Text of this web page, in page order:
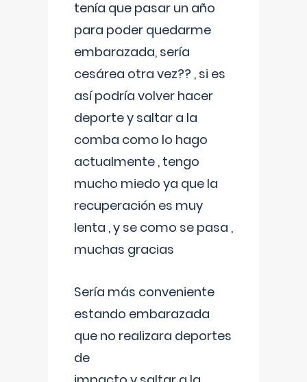
tenía que pasar un año
para poder quedarme
embarazada, sería
cesárea otra vez?? , si es
así podría volver hacer
deporte y saltar a la
comba como lo hago
actualmente , tengo
mucho miedo ya que la
recuperación es muy
lenta , y se como se pasa ,
muchas gracias
Sería más conveniente
estando embarazada
que no realizara deportes
de